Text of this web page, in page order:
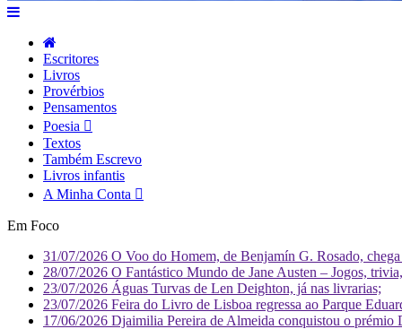
Escritores
Livros
Provérbios
Pensamentos
Poesia
Textos
Também Escrevo
Livros infantis
A Minha Conta
Em Foco
31/07/2026 O Voo do Homem, de Benjamín G. Rosado,
28/07/2026 O Fantástico Mundo de Jane Austen – Jogos,
23/07/2026 Águas Turvas de Len Deighton, já nas livrarias;
23/07/2026 Feira do Livro de Lisboa regressa ao Parque
17/06/2026 Djaimilia Pereira de Almeida conquistou o